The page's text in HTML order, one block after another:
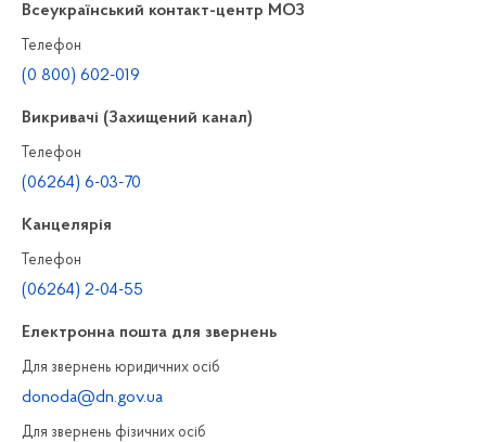
Всеукраїнський контакт-центр МОЗ
Телефон
(0 800) 602-019
Викривачі (Захищений канал)
Телефон
(06264) 6-03-70
Канцелярiя
Телефон
(06264) 2-04-55
Електронна пошта для звернень
Для звернень юридичних осiб
donoda@dn.gov.ua
Для звернень фізичних осiб